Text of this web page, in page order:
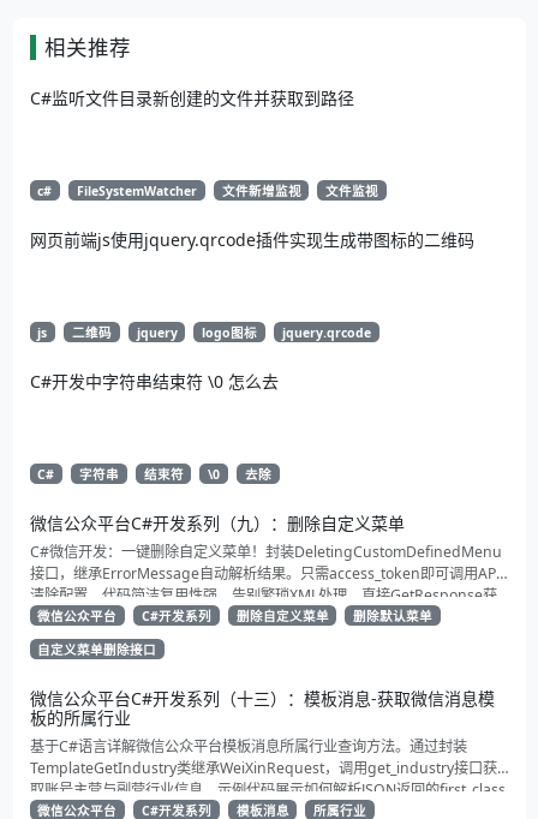
相关推荐
C#监听文件目录新创建的文件并获取到路径
c# FileSystemWatcher 文件新增监视 文件监视
网页前端js使用jquery.qrcode插件实现生成带图标的二维码
js 二维码 jquery logo图标 jquery.qrcode
C#开发中字符串结束符 \0 怎么去
C# 字符串 结束符 \0 去除
微信公众平台C#开发系列（九）：删除自定义菜单
C#微信开发：一键删除自定义菜单！封装DeletingCustomDefinedMenu
接口，继承ErrorMessage自动解析结果。只需access_token即可调用API
清除配置。代码简洁复用性强，告别繁琐XML处理，直接GetResponse获
取状态。适合动态管理公众号的开发者，建议收藏备用！
微信公众平台 C#开发系列 删除自定义菜单
删除默认菜单
自定义菜单删除接口
微信公众平台C#开发系列（十三）：模板消息-获取微信消息模
板的所属行业
基于C#语言详解微信公众平台模板消息所属行业查询方法。通过封装
TemplateGetIndustry类继承WeiXinRequest，调用get_industry接口获
取账号主营与副营行业信息。示例代码展示如何解析JSON返回的first_class
与second_class数据，为开发者提供合规通知场景开发支持
微信公众平台 C#开发系列 模板消息 所属行业